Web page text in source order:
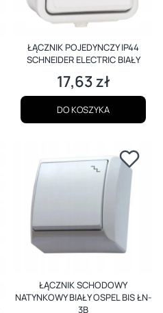
ŁĄCZNIK POJEDYNCZY IP44
SCHNEIDER ELECTRIC BIAŁY
Cena
17,63 zł
DO KOSZYKA
ŁĄCZNIK SCHODOWY
NATYNKOWY BIAŁY OSPEL BIS ŁN-
3B